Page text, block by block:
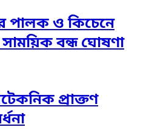
পালক ও কিচেনে
বন্ধ ঘোষণা
প্রাক্তণ